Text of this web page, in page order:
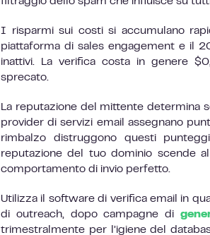
I risparmi sui costi si accumulano
piattaforma di sales engagement e il
inattivi. La verifica costa in genere
sprecato.
La reputazione del mittente determina
provider di servizi email assegnano
rimbalzo distruggono questi
reputazione del tuo dominio scende
comportamento di invio perfetto.
Utilizza il software di verifica email in
di outreach, dopo campagne di
trimestralmente per l’igiene del